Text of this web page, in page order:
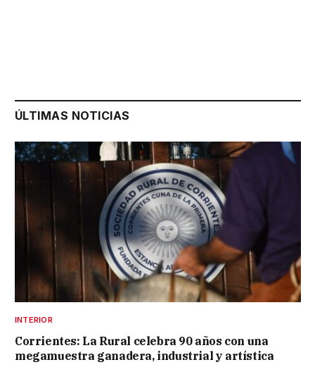
ÚLTIMAS NOTICIAS
INTERIOR
Corrientes: La Rural celebra 90 años con una
megamuestra ganadera, industrial y artística